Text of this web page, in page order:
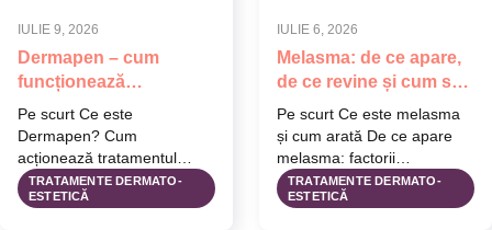
IULIE 9, 2026
Dermapen – cum
funcționează
tratamentul de
microneedling
Pe scurt Ce este
Dermapen? Cum
acționează tratamentul
Dermapen asupra pielii
Pentru ce probleme ale pielii
TRATAMENTE DERMATO-
ESTETICĂ
IULIE 6, 2026
Melasma: de ce apare,
de ce revine și cum se
gestionează corect
Pe scurt Ce este melasma
și cum arată De ce apare
melasma: factorii
declanșatori principali De
ce…
TRATAMENTE DERMATO-
ESTETICĂ